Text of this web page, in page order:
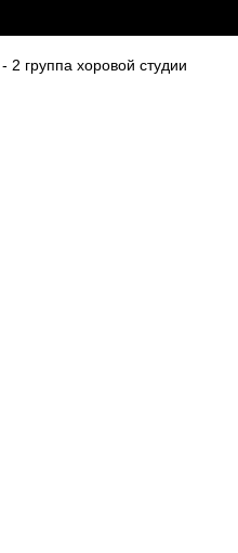
2 группа хоровой студии